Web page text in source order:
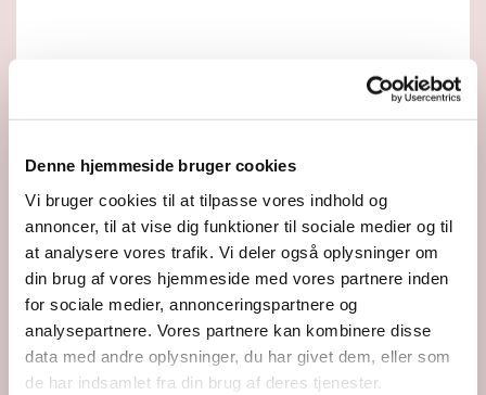
Denne hjemmeside bruger cookies
Vi bruger cookies til at tilpasse vores indhold og
annoncer, til at vise dig funktioner til sociale medier og til
at analysere vores trafik. Vi deler også oplysninger om
din brug af vores hjemmeside med vores partnere inden
for sociale medier, annonceringspartnere og
analysepartnere. Vores partnere kan kombinere disse
data med andre oplysninger, du har givet dem, eller som
de har indsamlet fra din brug af deres tjenester.
Du vil måske også kunne lide...